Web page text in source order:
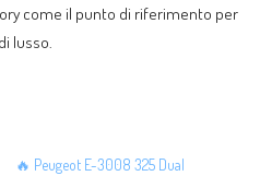
come il punto di riferimento per
lusso.
🔥 Peugeot E-3008 325 Dual